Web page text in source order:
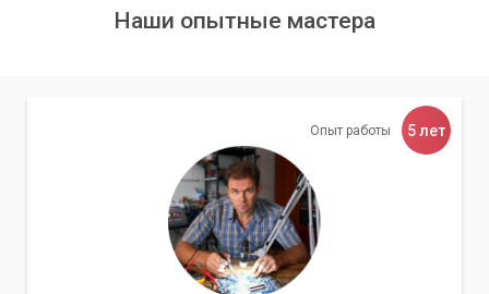
Наши опытные мастера
Опыт работы 5 лет